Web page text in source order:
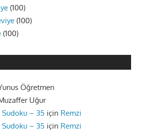
(100)
(100)
(100)
Öğretmen
Uğur
Sudoku – 35 için Remzi
Sudoku – 35 için Remzi